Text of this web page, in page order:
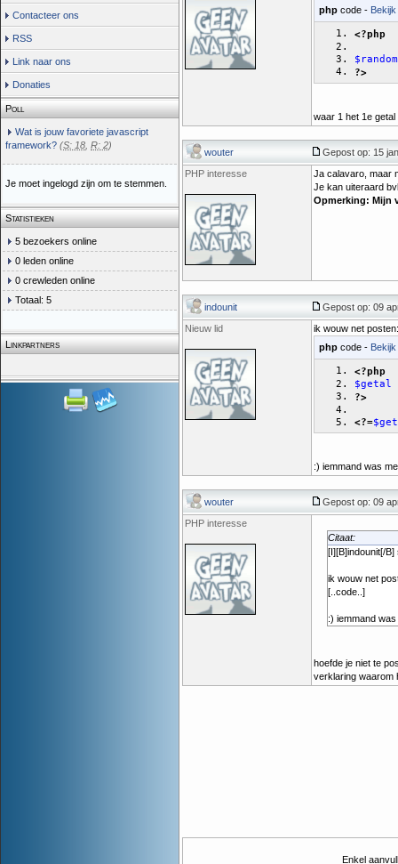
Contacteer ons
RSS
Link naar ons
Donaties
Poll
Wat is jouw favoriete javascript
framework? (S: 18 R: 2)
Je moet ingelogd zijn om te stemmen.
Statistieken
5 bezoekers online
0 leden online
0 crewleden online
Totaal: 5
Linkpartners
php code -
<?php
$random
?>
waar 1 het 1e
wouter
Gepost op: 15
PHP interesse
Ja calavaro, maar
Je kan uiteraard
Opmerking: Mijn
indounit
Gepost op: 09
Nieuw lid
ik wouw net posten:
php code -
<?php
$getal
?>
<?=
:) iemmand was
wouter
Gepost op: 09
PHP interesse
Citaat:
[I][B]indounit[/
ik wouw net
[..code..]
:) iemmand
hoefde je niet te
verklaring waarom
Enkel